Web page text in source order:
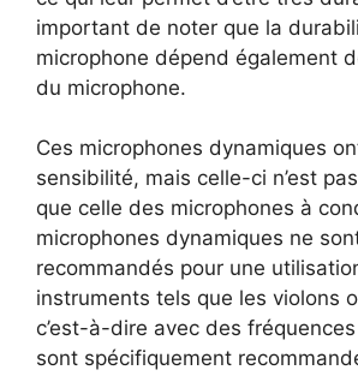
important de noter que la
microphone dépend également
du microphone.
Ces microphones dynamiques
sensibilité, mais celle-ci n’est
que celle des microphones à
microphones dynamiques ne
recommandés pour une
instruments tels que les violons
c’est-à-dire avec des
sont spécifiquement